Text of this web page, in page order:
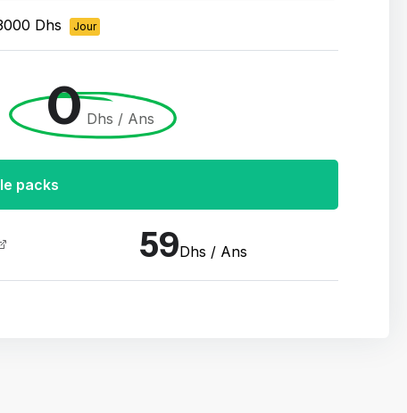
Dhs Jour
0 Dhs / Ans
packs
59Dhs / Ans